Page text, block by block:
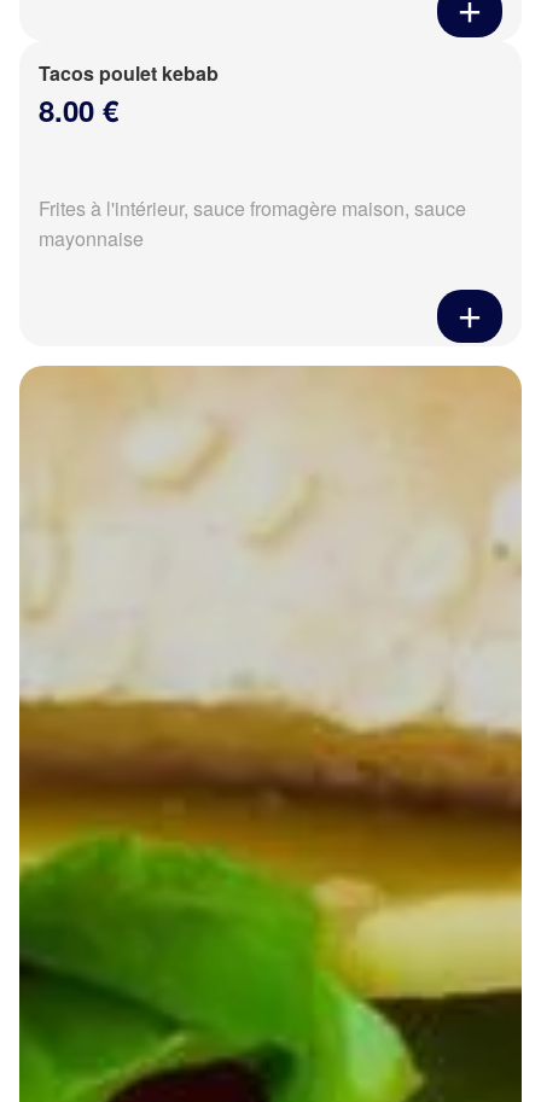
Tacos poulet kebab
8.00 €
Frites à l'intérieur, sauce fromagère maison, sauce
mayonnaise